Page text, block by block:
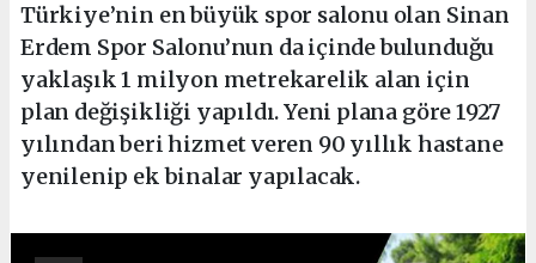
Türkiye’nin en büyük spor salonu olan Sinan
Erdem Spor Salonu’nun da içinde bulunduğu
yaklaşık 1 milyon metrekarelik alan için
plan değişikliği yapıldı. Yeni plana göre 1927
yılından beri hizmet veren 90 yıllık hastane
yenilenip ek binalar yapılacak.